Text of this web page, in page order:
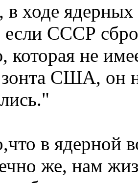
в ходе
если СССР
которая не
зонта США, он
в ядерной
же, нам